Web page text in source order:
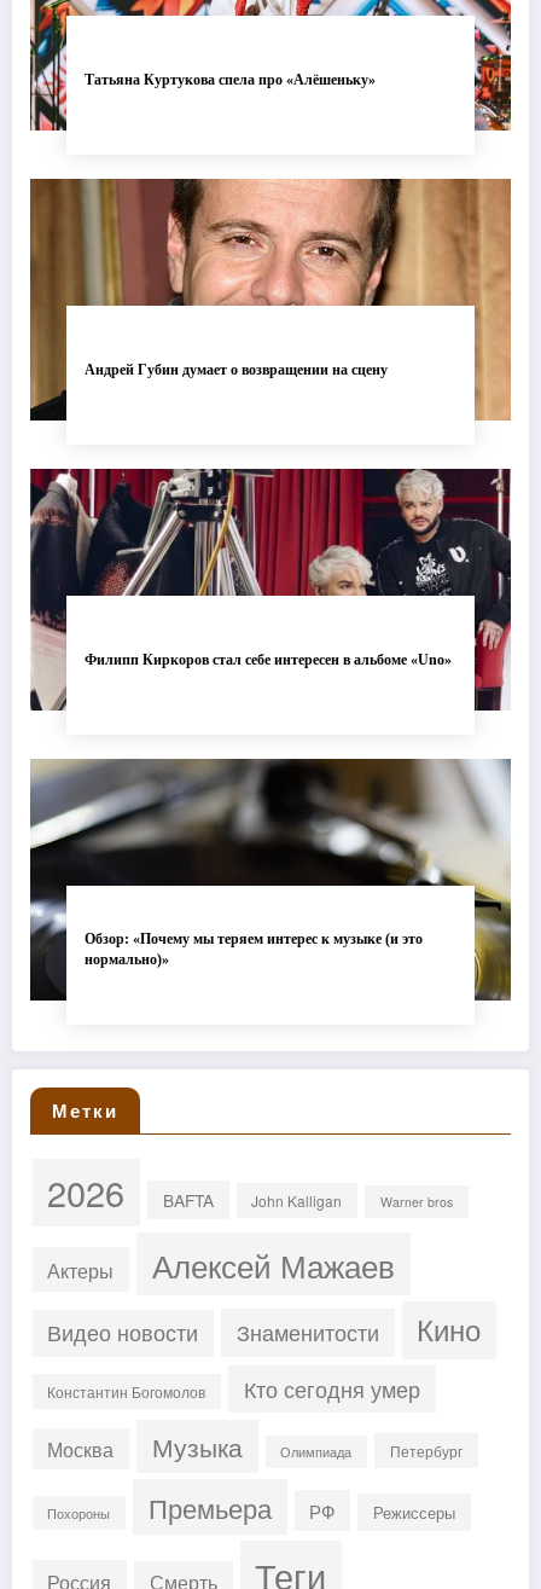
Татьяна Куртукова спела про «Алёшеньку»
Андрей Губин думает о возвращении на сцену
Филипп Киркоров стал себе интересен в альбоме «Uno»
Обзор: «Почему мы теряем интерес к музыке (и это
нормально)»
Метки
2026 BAFTA John Kalligan Warner bros
Актеры Алексей Мажаев
Видео новости Знаменитости Кино
Константин Богомолов Кто сегодня умер
Москва Музыка Олимпиада Петербург
Похороны Премьера РФ Режиссеры
Россия Смерть Теги